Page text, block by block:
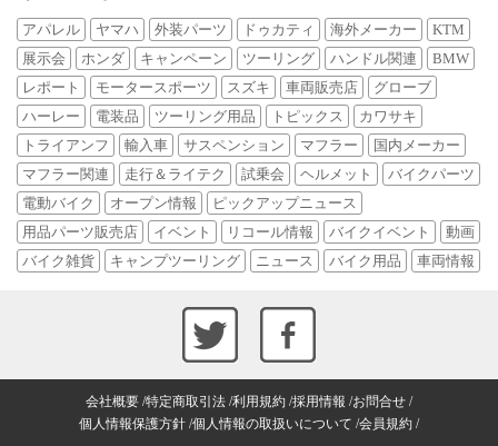
アパレル ヤマハ 外装パーツ ドゥカティ 海外メーカー
KTM
展示会
ホンダ キャンペーン ツーリング ハンドル関連
BMW
レポート
モータースポーツ スズキ 車両販売店
グローブ
ハーレー
電装品 ツーリング用品 トピックス
カワサキ
トライアンフ
輸入車 サスペンション マフラー
国内メーカー
マフラー関連
走行＆ライテク 試乗会 ヘルメット
バイクパーツ
電動バイク
オープン情報
ピックアップニュース
用品パーツ販売店
イベント リコール情報 バイクイベント
動画
バイク雑貨
キャンプツーリング ニュース バイク用品 車両情報
会社概要 特定商取引法 利用規約 採用情報 お問合せ
個人情報保護方針 個人情報の取扱いについて 会員規約